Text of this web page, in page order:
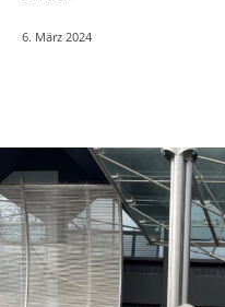
6. März 2024